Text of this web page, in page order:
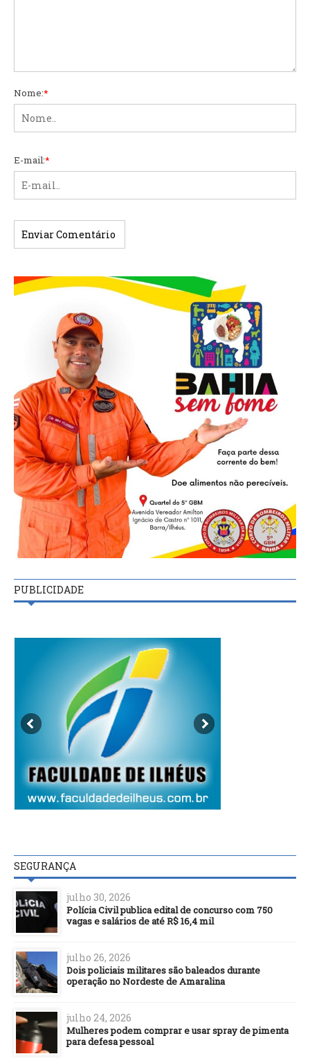
Nome:*
E-mail:*
PUBLICIDADE
SEGURANÇA
julho 30, 2026
Polícia Civil publica edital de concurso com 750
vagas e salários de até R$ 16,4 mil
julho 26, 2026
Dois policiais militares são baleados durante
operação no Nordeste de Amaralina
julho 24, 2026
Mulheres podem comprar e usar spray de pimenta
para defesa pessoal